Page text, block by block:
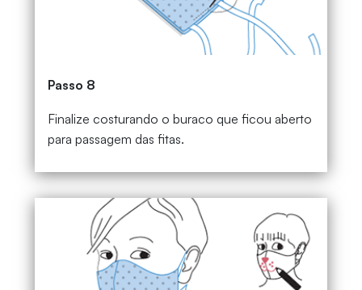
Passo 8
Finalize costurando o buraco que ficou aberto
para passagem das fitas.